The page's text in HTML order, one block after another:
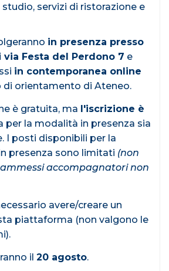
studio, servizi di ristorazione e
in presenza presso
via Festa del Perdono 7 e
in contemporanea online
di orientamento di Ateneo.
è gratuita, ma l'iscrizione è
per la modalità in presenza sia
I posti disponibili per la
presenza sono limitati (non
accompagnatori non
avere/creare un
piattaforma (non valgono le
il 20 agosto.